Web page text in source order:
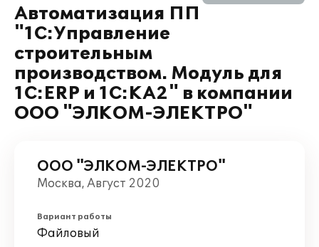
Автоматизация ПП
"1С:Управление
строительным
производством. Модуль для
1С:ERP и 1С:КА2" в компании
ООО "ЭЛКОМ-ЭЛЕКТРО"
ООО "ЭЛКОМ-ЭЛЕКТРО"
Москва, Август 2020
Вариант работы
Файловый